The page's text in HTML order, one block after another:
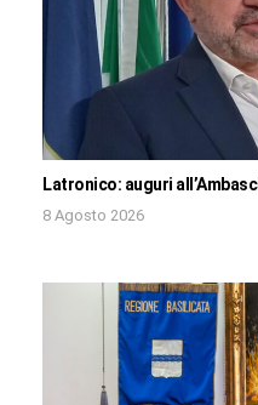
Latronico: auguri
8 Agosto 2026